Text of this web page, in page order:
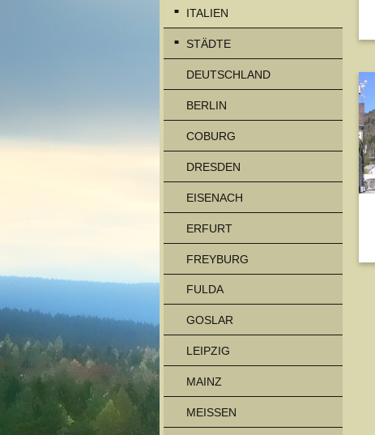
ITALIEN
STÄDTE
DEUTSCHLAND
BERLIN
COBURG
DRESDEN
EISENACH
ERFURT
FREYBURG
FULDA
GOSLAR
LEIPZIG
MAINZ
MEISSEN